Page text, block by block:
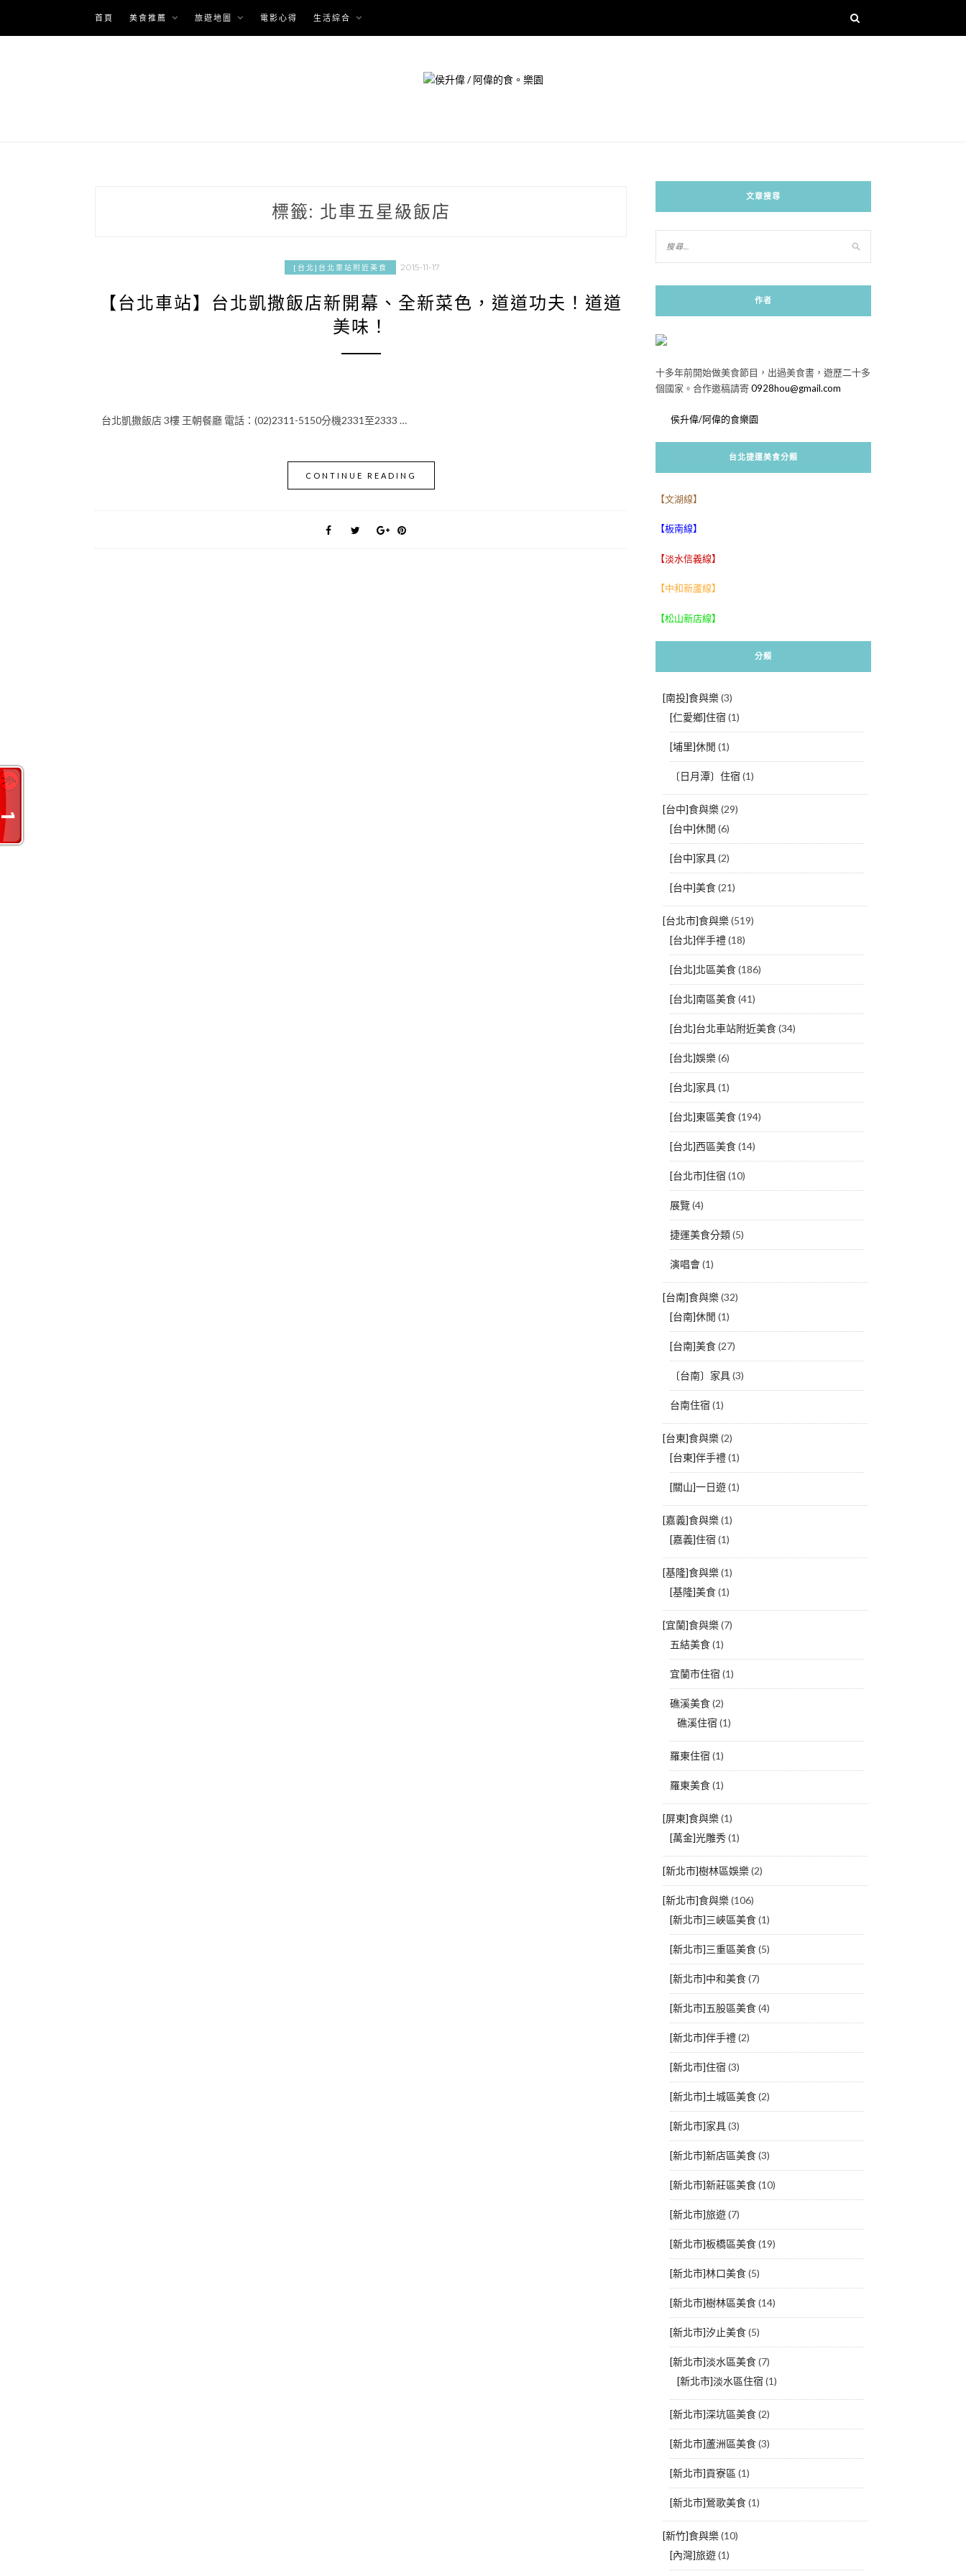
content
首頁 美食推薦 旅遊地圖 電影心得 生活綜合
標籤: 北車五星級飯店
[台北]台北車站附近美食 2015-11-17
【台北車站】台北凱撒飯店新開幕、全新菜色，道道功夫！道道
美味！
台北凱撒飯店 3樓 王朝餐廳 電話：(02)2311-5150分機2331至2333 …
CONTINUE READING
文章搜尋
作者
十多年前開始做美食節目，出過美食書，遊歷二十多
個國家。合作邀稿請寄0928hou@gmail.com
侯升偉/阿偉的食樂園
台北捷運美食分類
【文湖線】
【板南線】
【淡水信義線】
【中和新蘆線】
【松山新店線】
分類
[南投]食與樂(3)
[仁愛鄉]住宿 (1)
[埔里]休閒 (1)
〔日月潭〕住宿 (1)
[台中]食與樂(29)
[台中]休閒 (6)
[台中]家具(2)
[台中]美食(21)
[台北市]食與樂(519)
[台北]伴手禮(18)
[台北]北區美食(186)
[台北]南區美食(41)
[台北]台北車站附近美食(34)
[台北]娛樂(6)
[台北]家具(1)
[台北]東區美食(194)
[台北]西區美食(14)
[台北市]住宿 (10)
展覽(4)
捷運美食分類(5)
演唱會(1)
[台南]食與樂(32)
[台南]休閒 (1)
[台南]美食(27)
〔台南〕家具(3)
台南住宿 (1)
[台東]食與樂(2)
[台東]伴手禮(1)
[關山]一日遊(1)
[嘉義]食與樂(1)
[嘉義]住宿 (1)
[基隆]食與樂(1)
[基隆]美食(1)
[宜蘭]食與樂(7)
五結美食(1)
宜蘭市住宿 (1)
礁溪美食(2)
礁溪住宿 (1)
羅東住宿 (1)
羅東美食(1)
[屏東]食與樂(1)
[萬金]光雕秀(1)
[新北市]樹林區娛樂(2)
[新北市]食與樂(106)
[新北市]三峽區美食(1)
[新北市]三重區美食(5)
[新北市]中和美食(7)
[新北市]五股區美食(4)
[新北市]伴手禮(2)
[新北市]住宿 (3)
[新北市]土城區美食(2)
[新北市]家具(3)
[新北市]新店區美食(3)
[新北市]新莊區美食(10)
[新北市]旅遊(7)
[新北市]板橋區美食(19)
[新北市]林口美食(5)
[新北市]樹林區美食(14)
[新北市]汐止美食(5)
[新北市]淡水區美食(7)
[新北市]淡水區住宿 (1)
[新北市]深坑區美食(2)
[新北市]蘆洲區美食(3)
[新北市]貢寮區 (1)
[新北市]鶯歌美食(1)
[新竹]食與樂(10)
[內灣]旅遊(1)